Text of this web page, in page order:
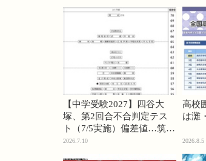
【中学受験2027】四谷大
塚、第2回合不合判定テス
ト（7/5実施）偏差値…筑駒
74・桜蔭70＜PR＞
2026.7.10
高校
は灘
2026.8.5